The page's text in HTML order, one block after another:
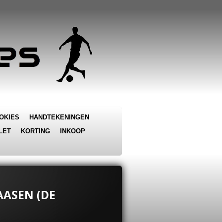
HANDTEKENINGEN
KORTING INKOOP
(DE